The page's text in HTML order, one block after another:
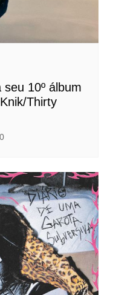
10º álbum
Thirty
0